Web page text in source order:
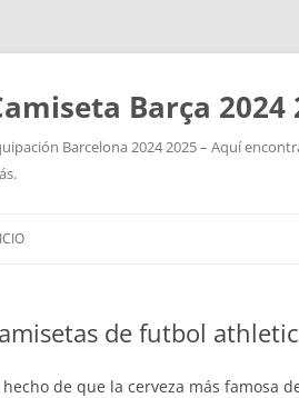
Barça
Barcelona 2024 2025 – Aquí
de futbol
hecho de que la cerveza más famosa